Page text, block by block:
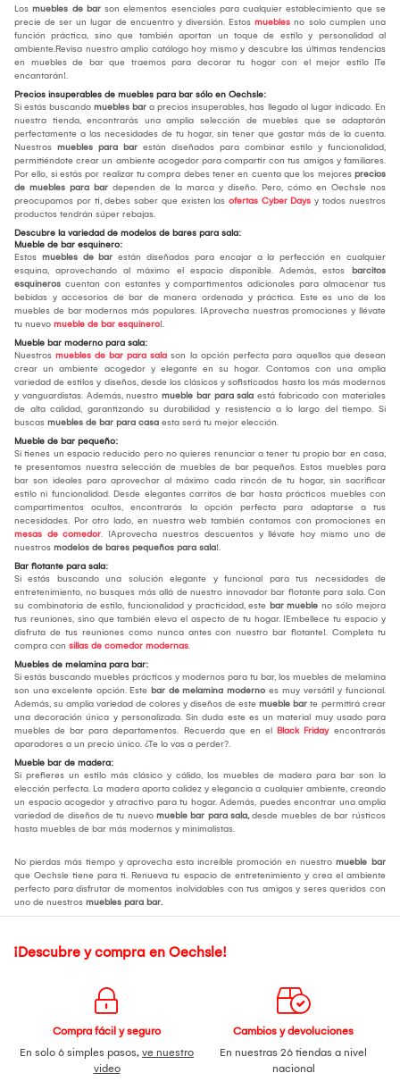
Los muebles de bar son elementos esenciales para cualquier establecimiento que se
precie de ser un lugar de encuentro y diversión. Estos muebles no solo cumplen una
función práctica, sino que también aportan un toque de estilo y personalidad al
ambiente.Revisa nuestro amplio catálogo hoy mismo y descubre las últimas tendencias
en muebles de bar que traemos para decorar tu hogar con el mejor estilo ¡Te
encantarán!.
Precios insuperables de muebles para bar sólo en Oechsle:
Si estás buscando muebles bar a precios insuperables, has llegado al lugar indicado. En
nuestra tienda, encontrarás una amplia selección de muebles que se adaptarán
perfectamente a las necesidades de tu hogar, sin tener que gastar más de la cuenta.
Nuestros muebles para bar están diseñados para combinar estilo y funcionalidad,
permitiéndote crear un ambiente acogedor para compartir con tus amigos y familiares.
Por ello, si estás por realizar tu compra debes tener en cuenta que los mejores precios
de muebles para bar dependen de la marca y diseño. Pero, cómo en Oechsle nos
preocupamos por ti, debes saber que existen las ofertas Cyber Days y todos nuestros
productos tendrán súper rebajas.
Descubre la variedad de modelos de bares para sala:
Mueble de bar esquinero:
Estos muebles de bar están diseñados para encajar a la perfección en cualquier
esquina, aprovechando al máximo el espacio disponible. Además, estos barcitos
esquineros cuentan con estantes y compartimentos adicionales para almacenar tus
bebidas y accesorios de bar de manera ordenada y práctica. Este es uno de los
muebles de bar modernos más populares. ¡Aprovecha nuestras promociones y llévate
tu nuevo mueble de bar esquinero!.
Mueble bar moderno para sala:
Nuestros muebles de bar para sala son la opción perfecta para aquellos que desean
crear un ambiente acogedor y elegante en su hogar. Contamos con una amplia
variedad de estilos y diseños, desde los clásicos y sofisticados hasta los más modernos
y vanguardistas. Además, nuestro mueble bar para sala está fabricado con materiales
de alta calidad, garantizando su durabilidad y resistencia a lo largo del tiempo. Si
buscas muebles de bar para casa esta será tu mejor elección.
Mueble de bar pequeño:
Si tienes un espacio reducido pero no quieres renunciar a tener tu propio bar en casa,
te presentamos nuestra selección de muebles de bar pequeños. Estos muebles para
bar son ideales para aprovechar al máximo cada rincón de tu hogar, sin sacrificar
estilo ni funcionalidad. Desde elegantes carritos de bar hasta prácticos muebles con
compartimentos ocultos, encontrarás la opción perfecta para adaptarse a tus
necesidades. Por otro lado, en nuestra web también contamos con promociones en
mesas de comedor. ¡Aprovecha nuestros descuentos y llévate hoy mismo uno de
nuestros modelos de bares pequeños para sala!.
Bar flotante para sala:
Si estás buscando una solución elegante y funcional para tus necesidades de
entretenimiento, no busques más allá de nuestro innovador bar flotante para sala. Con
su combinatoria de estilo, funcionalidad y practicidad, este bar mueble no sólo mejora
tus reuniones, sino que también eleva el aspecto de tu hogar. ¡Embellece tu espacio y
disfruta de tus reuniones como nunca antes con nuestro bar flotante!. Completa tu
compra con sillas de comedor modernas.
Muebles de melamina para bar:
Si estás buscando muebles prácticos y modernos para tu bar, los muebles de melamina
son una excelente opción. Este bar de melamina moderno es muy versátil y funcional.
Además, su amplia variedad de colores y diseños de este mueble bar te permitirá crear
una decoración única y personalizada. Sin duda este es un material muy usado para
muebles de bar para departamentos. Recuerda que en el Black Fridayencontrarás
aparadores a un precio único. ¿Te lo vas a perder?.
Mueble bar de madera:
Si prefieres un estilo más clásico y cálido, los muebles de madera para bar son la
elección perfecta. La madera aporta calidez y elegancia a cualquier ambiente, creando
un espacio acogedor y atractivo para tu hogar. Además, puedes encontrar una amplia
variedad de diseños de tu nuevo mueble bar para sala,desde muebles de bar rústicos
hasta muebles de bar más modernos y minimalistas.
No pierdas más tiempo y aprovecha esta increíble promoción en nuestro mueble bar
que Oechsle tiene para ti. Renueva tu espacio de entretenimiento y crea el ambiente
perfecto para disfrutar de momentos inolvidables con tus amigos y seres queridos con
uno de nuestros muebles para bar.
¡Descubre y compra en Oechsle!
Compra fácil y seguro
En solo 6 simples pasos, ve nuestro
video
Cambios y devoluciones
En nuestras 26 tiendas a nivel
nacional